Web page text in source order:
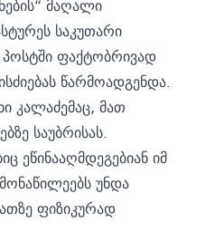
მაღალი
საკუთარი
ფაქტობრივად
წარმოადგენდა.
კალაძემაც, მათ
საუბრისას.
ეწინააღმდეგებიან იმ
უნდა
ფიზიკურად